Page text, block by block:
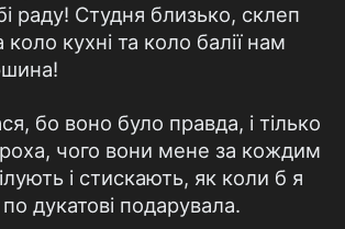
раду! Студня близько, склеп
кухні та коло балії нам
бо воно було правда, і тілько
чого вони мене за кождим
і стискають, як коли б я
дукатові подарувала.